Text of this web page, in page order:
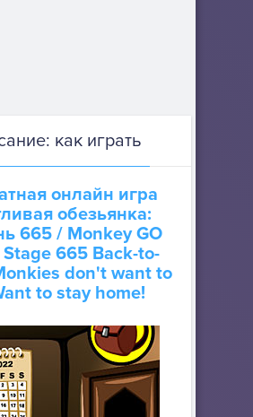
как играть
онлайн игра
обезьянка:
665/ Monkey GO
665 Back-to-
don't want to
to stay home!